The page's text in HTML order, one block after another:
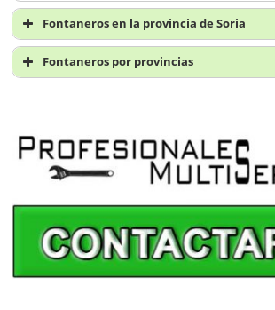
Fontaneros en la provincia de Soria
Fontaneros en Soria
Fontaneros por provincias
Fontaneros Alicante
Fontaneros Almería
Fontaneros Asturias
Fontaneros Ávila
Fontaneros Badajoz
Fontaneros Baleares